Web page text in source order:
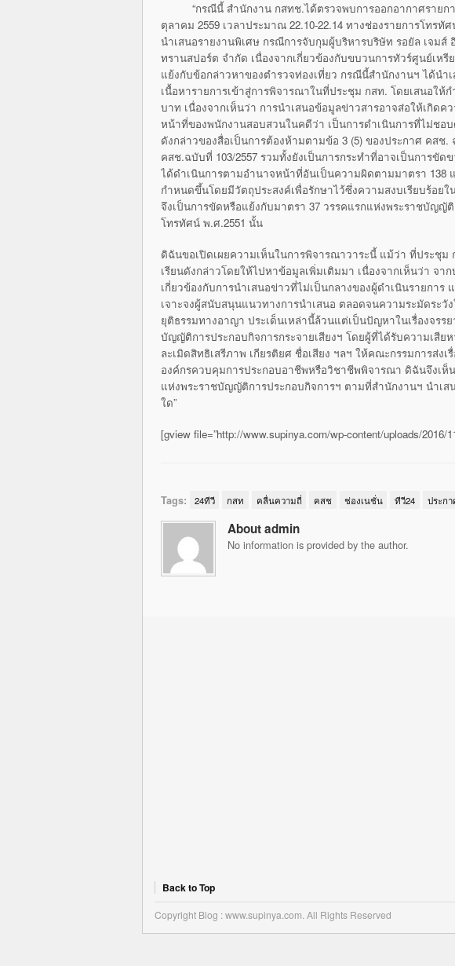
“กรณีนี้ สำนักงาน กสทช.ได้ตรวจพบการออกอากาศรายก
ตุลาคม 2559 เวลาประมาณ 22.10-22.14 ทางช่องรายการโทร
นำเสนอรายงานพิเศษ กรณีการจับกุมผู้บริหารบริษัท รอยัล เจมส์
ทรานสปอร์ต จำกัด เนื่องจากเกี่ยวข้องกับขบวนการทัวร์ศูนย์เห
แย้งกับข้อกล่าวหาของตำรวจท่องเที่ยว กรณีนี้สำนักงานฯ ได้นำ
เนื้อหารายการเข้าสู่การพิจารณาในที่ประชุม กสท. โดยเสนอให้
บาท เนื่องจากเห็นว่า การนำเสนอข้อมูลข่าวสารอาจส่อให้เกิด
หน้าที่ของพนักงานสอบสวนในคดีว่า เป็นการดำเนินการที่ไม่ชอ
ดังกล่าวของสื่อเป็นการต้องห้ามตามข้อ 3 (5) ของประกาศ คสช
คสช.ฉบับที่ 103/2557 รวมทั้งยังเป็นการกระทำที่อาจเป็นการขั
ได้ดำเนินการตามอำนาจหน้าที่อันเป็นความผิดตามมาตรา
กำหนดขึ้นโดยมีวัตถุประสงค์เพื่อรักษาไว้ซึ่งความสงบเรียบร้อย
จึงเป็นการขัดหรือแย้งกับมาตรา 37 วรรคแรกแห่งพระราชบัญญั
โทรทัศน์ พ.ศ.2551 นั้น
ดิฉันขอเปิดเผยความเห็นในการพิจารณาวาระนี้ แม้ว่า ที่ประชุม
เรียนดังกล่าวโดยให้ไปหาข้อมูลเพิ่มเติมมา เนื่องจากเห็นว่า จา
เกี่ยวข้องกับการนำเสนอข่าวที่ไม่เป็นกลางของผู้ดำเนินรายกา
เจาะจงผู้สนับสนุนแนวทางการนำเสนอ ตลอดจนความระมัดระวั
ยุติธรรมทางอาญา ประเด็นเหล่านี้ล้วนแต่เป็นปัญหาในเรื่องจร
บัญญัติการประกอบกิจการกระจายเสียงฯ โดยผู้ที่ได้รับความเสีย
ละเมิดสิทธิเสรีภาพ เกียรติยศ ชื่อเสียง ฯลฯ ให้คณะกรรมการส่ง
องค์กรควบคุมการประกอบอาชีพหรือวิชาชีพพิจารณา ดิฉันจึงเห็
แห่งพระราชบัญญัติการประกอบกิจการฯ ตามที่สำนักงานฯ นำเ
ใด”
[gview file=”http://www.supinya.com/wp-content/uploads/2016/
Tags: 24ทีวี กสท คลื่นความถี่ คสช ช่องเนชั่น ทีวี24 ประกา
About admin
No information is provided by the author.
Back to Top
Copyright Blog : www.supinya.com. All Rights Reserved